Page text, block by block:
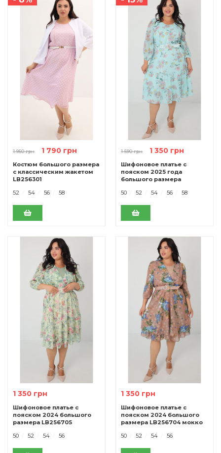
1 950 грн 1 790 грн
Костюм большого размера
с классическим жакетом
LB256301
52
54 56 58
1 590 грн 1 350 грн
Шифоновое платье с
пояском 2025 года
большого размера
50
52 54 56 58
1 350 грн
Шифоновое платье с
пояском 2024 большого
размера LB256705
50
52 54 56
1 350 грн
Шифоновое платье с
пояском 2024 большого
размера LB256704 мокко
50
52 54 56